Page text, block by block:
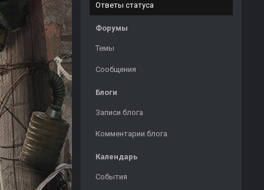
Ответы статуса
Форумы
Темы
Сообщения
Блоги
Записи блога
Комментарии блога
Календарь
События